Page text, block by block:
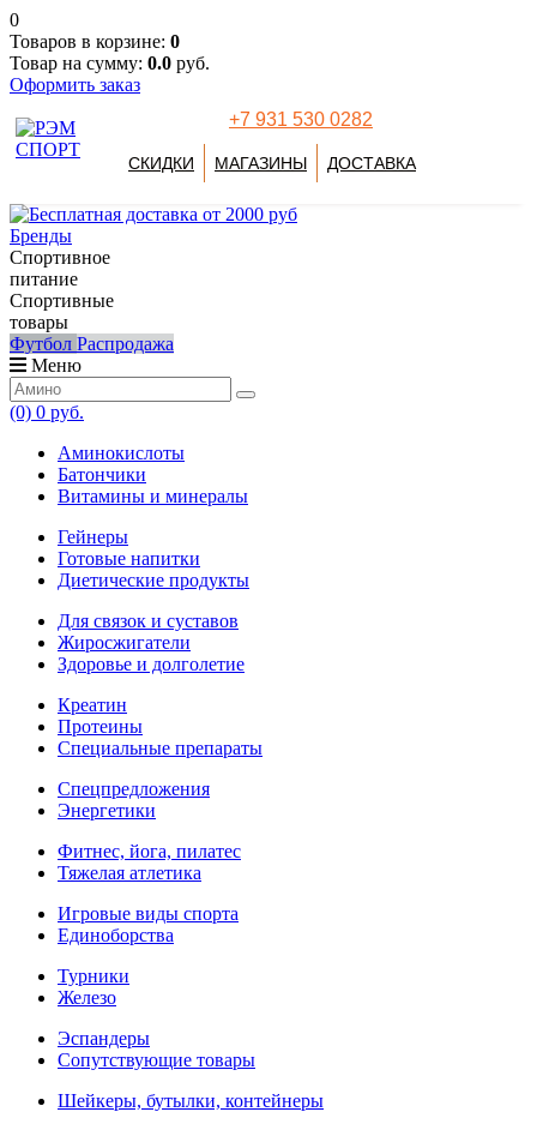
0
Товаров в корзине: 0
Товар на сумму: 0.0 руб.
Оформить заказ
+7 931 530 0282
СКИДКИ МАГАЗИНЫ ДОСТАВКА
Бренды
Спортивное
питание
Спортивные
товары
Футбол Распродажа
Меню
(0) 0 руб.
Аминокислоты
Батончики
Витамины и минералы
Гейнеры
Готовые напитки
Диетические продукты
Для связок и суставов
Жиросжигатели
Здоровье и долголетие
Креатин
Протеины
Специальные препараты
Спецпредложения
Энергетики
Фитнес, йога, пилатес
Тяжелая атлетика
Игровые виды спорта
Единоборства
Турники
Железо
Эспандеры
Сопутствующие товары
Шейкеры, бутылки, контейнеры